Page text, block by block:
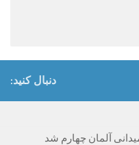
دنبال کنید:
آلمان چهارم شد